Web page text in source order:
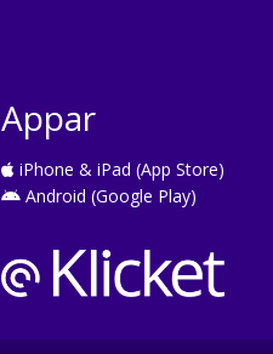
Appar
iPhone & iPad (App Store)
Android (Google Play)